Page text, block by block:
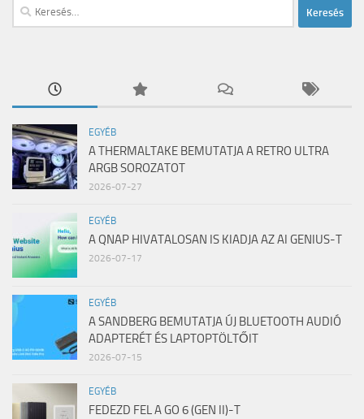
Keresés:
EGYÉB
A THERMALTAKE BEMUTATJA A RETRO ULTRA
ARGB SOROZATOT
2026-07-27
EGYÉB
A QNAP HIVATALOSAN IS KIADJA AZ AI GENIUS-T
2026-07-17
EGYÉB
A SANDBERG BEMUTATJA ÚJ BLUETOOTH AUDIÓ
ADAPTERÉT ÉS LAPTOPTÖLTŐIT
2026-07-15
EGYÉB
FEDEZD FEL A GO 6 (GEN II)-T